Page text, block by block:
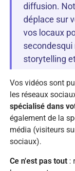
diffusion.
déplace sur
vos locaux
storytelling
Vos vidéos sont
les réseaux
spécialisé dans
également de la
média (visiteurs
sociaux).
Ce n'est pas tout :